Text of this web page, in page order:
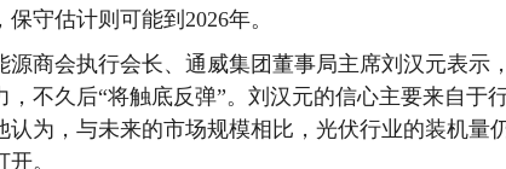
守估计则可能到2026年。
会执行会长、通威集团董事局主席刘汉元表示
，不久后“将触底反弹”。刘汉元的信心主要来自于
认为，与未来的市场规模相比，光伏行业的装机量
。